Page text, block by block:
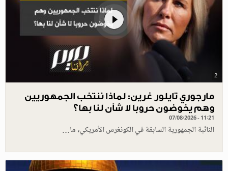
2
مارجوري تايلور غرين: لماذا ننتخب الجمهوريين
وهم يخوضون حروبا لا شأن لنا بها؟
07/08/2026 - 11:21
النائبة الجمهورية السابقة في الكونغرس الأمريكي، ما…